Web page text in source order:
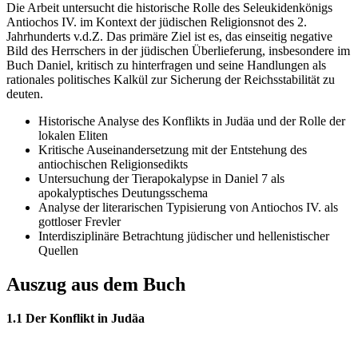
Die Arbeit untersucht die historische Rolle des Seleukidenkönigs
Antiochos IV. im Kontext der jüdischen Religionsnot des 2.
Jahrhunderts v.d.Z. Das primäre Ziel ist es, das einseitig negative
Bild des Herrschers in der jüdischen Überlieferung, insbesondere im
Buch Daniel, kritisch zu hinterfragen und seine Handlungen als
rationales politisches Kalkül zur Sicherung der Reichsstabilität zu
deuten.
Historische Analyse des Konflikts in Judäa und der Rolle der
lokalen Eliten
Kritische Auseinandersetzung mit der Entstehung des
antiochischen Religionsedikts
Untersuchung der Tierapokalypse in Daniel 7 als
apokalyptisches Deutungsschema
Analyse der literarischen Typisierung von Antiochos IV. als
gottloser Frevler
Interdisziplinäre Betrachtung jüdischer und hellenistischer
Quellen
Auszug aus dem Buch
1.1 Der Konflikt in Judäa